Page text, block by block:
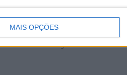
MAIS OPÇÕES
da Madeira, Madeira)
C 220 Mês de Registo: Maio Ano: